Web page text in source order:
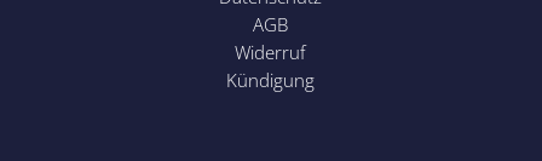
AGB
Widerruf
Kündigung